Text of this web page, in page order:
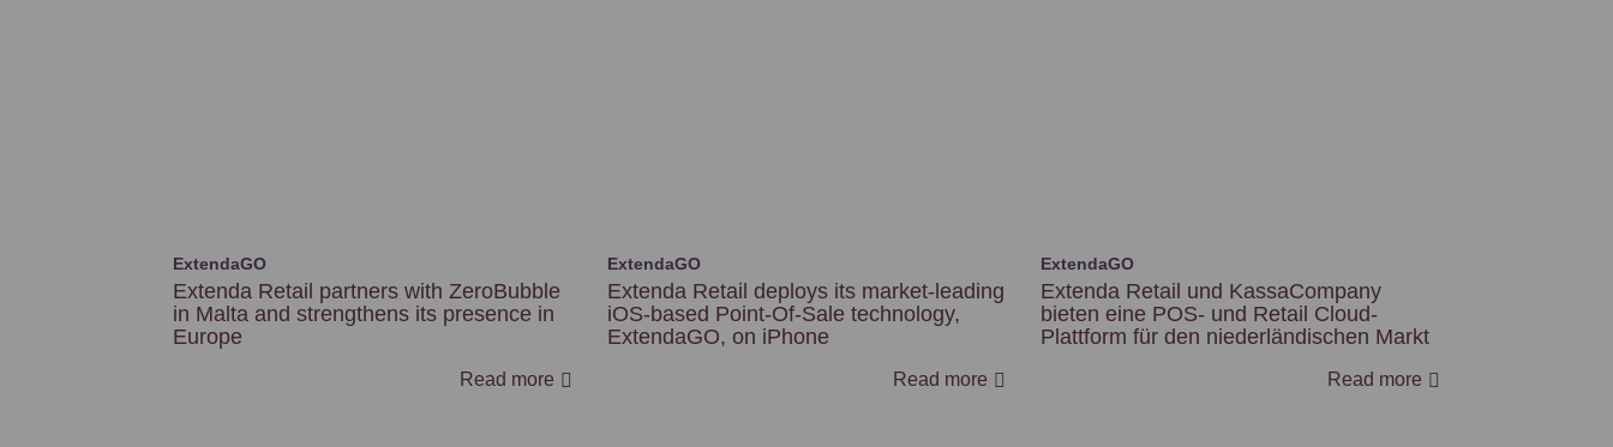
ExtendaGO
Extenda Retail partners with ZeroBubble
in Malta and strengthens its presence in
Europe
Read more
ExtendaGO
Extenda Retail deploys its market-leading
iOS-based Point-Of-Sale technology,
ExtendaGO, on iPhone
Read more
ExtendaGO
Extenda Retail und KassaCompany
bieten eine POS- und Retail Cloud-
Plattform für den niederländischen Markt
Read more